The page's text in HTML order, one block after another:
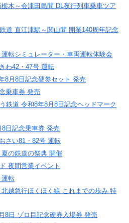
木～会津田島間 DL夜行列車乗車ツア
道 直江津駅～関山間 開業140周年記念
転シミュレーター・車両運転体験会
わ42・47号 運転
8月8日記念硬券セット 発売
乗車券 発売
鉄道 令和8年8月8日記念ヘッドマーク
日記念乗車券 発売
さい81・82号 運転
の鉄道の祭典 開催
夜間営業イベント
運転
越急行ほくほく線 これまでの歩み 特
8日 ゾロ目記念硬券入場券 発売